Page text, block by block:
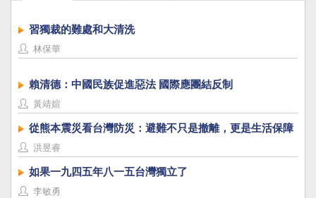
習獨裁的難處和大清洗
林保華
賴清德：中國民族促進惡法 國際應團結反制
黃靖媗
從熊本震災看台灣防災：避難不只是撤離，更是生活保障
洪昱睿
如果一九四五年八一五台灣獨立了
李敏勇